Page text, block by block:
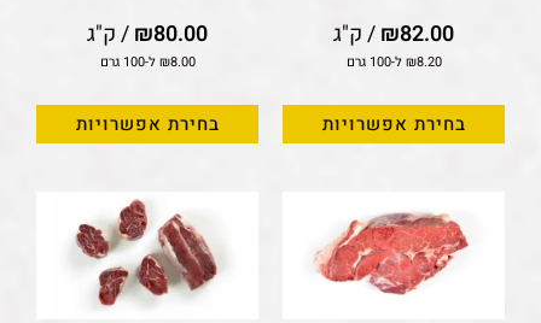
₪82.00 / ק"ג
₪8.20 ל-100 גרם
בחירת אפשרויות
₪80.00 / ק"ג
₪8.00 ל-100 גרם
בחירת אפשרויות